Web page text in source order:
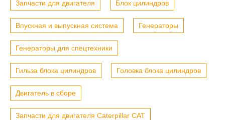
Запчасти для двигателя Блок цилиндров
Впускная и выпускная система Генераторы
Генераторы для спецтехники
Гильза блока цилиндров Головка блока цилиндров
Двигатель в сборе
Запчасти для двигателя Caterpillar CAT